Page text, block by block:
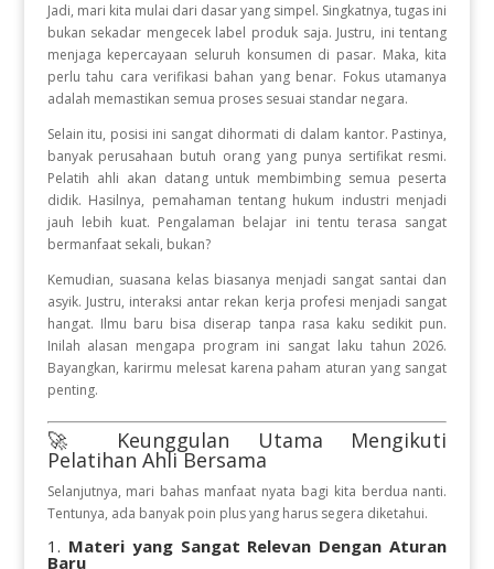
Jadi, mari kita mulai dari dasar yang simpel. Singkatnya, tugas ini
bukan sekadar mengecek label produk saja. Justru, ini tentang
menjaga kepercayaan seluruh konsumen di pasar. Maka, kita
perlu tahu cara verifikasi bahan yang benar. Fokus utamanya
adalah memastikan semua proses sesuai standar negara.
Selain itu, posisi ini sangat dihormati di dalam kantor. Pastinya,
banyak perusahaan butuh orang yang punya sertifikat resmi.
Pelatih ahli akan datang untuk membimbing semua peserta
didik. Hasilnya, pemahaman tentang hukum industri menjadi
jauh lebih kuat. Pengalaman belajar ini tentu terasa sangat
bermanfaat sekali, bukan?
Kemudian, suasana kelas biasanya menjadi sangat santai dan
asyik. Justru, interaksi antar rekan kerja profesi menjadi sangat
hangat. Ilmu baru bisa diserap tanpa rasa kaku sedikit pun.
Inilah alasan mengapa program ini sangat laku tahun 2026.
Bayangkan, karirmu melesat karena paham aturan yang sangat
penting.
🚀 Keunggulan Utama Mengikuti
Pelatihan Ahli Bersama
Selanjutnya, mari bahas manfaat nyata bagi kita berdua nanti.
Tentunya, ada banyak poin plus yang harus segera diketahui.
1. Materi yang Sangat Relevan Dengan Aturan
Baru